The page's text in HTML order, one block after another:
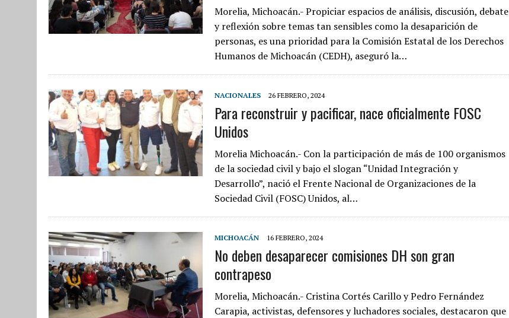
Morelia, Michoacán.- Propiciar espacios de análisis, discusión, debate
y reflexión sobre temas tan sensibles como la desaparición de
personas, es una prioridad para la Comisión Estatal de los Derechos
Humanos de Michoacán (CEDH), aseguró la…
NACIONALES 26 FEBRERO, 2024
Para reconstruir y pacificar, nace oficialmente FOSC
Unidos
Morelia Michoacán.- Con la participación de más de 100 organismos
de la sociedad civil y bajo el slogan “Unidad Integración y
Desarrollo”, nació el Frente Nacional de Organizaciones de la
Sociedad Civil (FOSC) Unidos, al…
MICHOACÁN 16 FEBRERO, 2024
No deben desaparecer comisiones DH son gran
contrapeso
Morelia, Michoacán.- Cristina Cortés Carillo y Pedro Fernández
Carapia, activistas, defensores y luchadores sociales, destacaron que